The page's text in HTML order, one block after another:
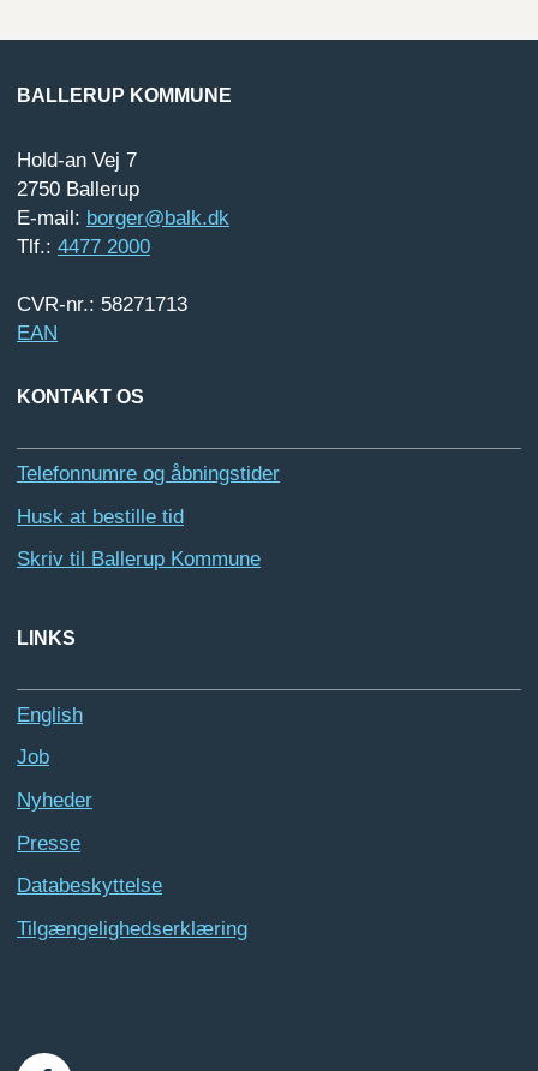
BALLERUP KOMMUNE
Hold-an Vej 7
2750 Ballerup
E-mail: borger@balk.dk
Tlf.: 4477 2000
CVR-nr.: 58271713
EAN
KONTAKT OS
Telefonnumre og åbningstider
Husk at bestille tid
Skriv til Ballerup Kommune
LINKS
English
Job
Nyheder
Presse
Databeskyttelse
Tilgængelighedserklæring